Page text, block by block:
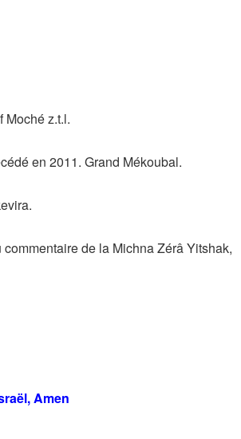
Moché z.t.l.
en 2011. Grand Mékoubal.
de la Michna Zérâ Yitshak,
Amen